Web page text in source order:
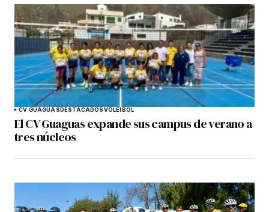
CV GUAGUASDESTACADOSVOLEIBOL
El CV Guaguas expande sus campus de verano a
tres núcleos